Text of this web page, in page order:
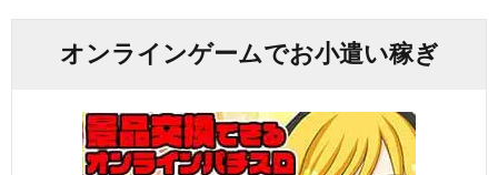
オンラインゲームでお小遣い稼ぎ